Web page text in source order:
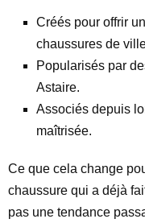
Créés pour offrir
chaussures de
Popularisés par
Astaire.
Associés depuis
maîtrisée.
Ce que cela change
chaussure qui a déjà
pas une tendance